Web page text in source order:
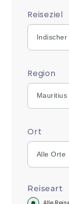
Reiseziel
Indischer
Region
Mauritius
Ort
Alle Orte
Reiseart